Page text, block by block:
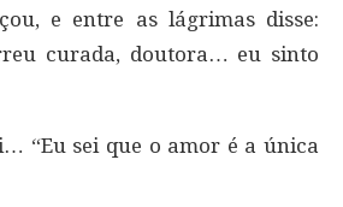
e entre as lágrimas disse:
curada, doutora… eu sinto
“Eu sei que o amor é a única